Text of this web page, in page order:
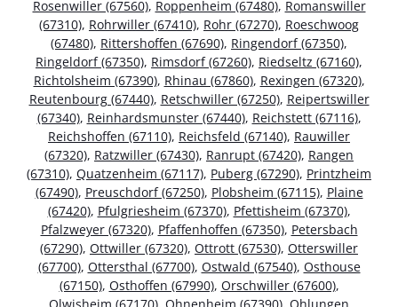
Rosenwiller (67560), Roppenheim (67480), Romanswiller
(67310), Rohrwiller (67410), Rohr (67270), Roeschwoog
(67480), Rittershoffen (67690), Ringendorf (67350),
Ringeldorf (67350), Rimsdorf (67260), Riedseltz (67160),
Richtolsheim (67390), Rhinau (67860), Rexingen (67320),
Reutenbourg (67440), Retschwiller (67250), Reipertswiller
(67340), Reinhardsmunster (67440), Reichstett (67116),
Reichshoffen (67110), Reichsfeld (67140), Rauwiller
(67320), Ratzwiller (67430), Ranrupt (67420), Rangen
(67310), Quatzenheim (67117), Puberg (67290), Printzheim
(67490), Preuschdorf (67250), Plobsheim (67115), Plaine
(67420), Pfulgriesheim (67370), Pfettisheim (67370),
Pfalzweyer (67320), Pfaffenhoffen (67350), Petersbach
(67290), Ottwiller (67320), Ottrott (67530), Otterswiller
(67700), Ottersthal (67700), Ostwald (67540), Osthouse
(67150), Osthoffen (67990), Orschwiller (67600),